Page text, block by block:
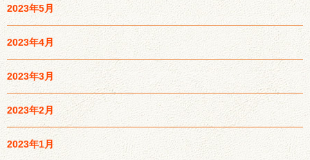
2023年5月
2023年4月
2023年3月
2023年2月
2023年1月